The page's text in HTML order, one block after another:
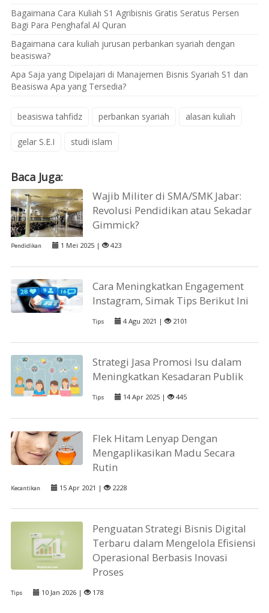
Bagaimana Cara Kuliah S1 Agribisnis Gratis Seratus Persen
Bagi Para Penghafal Al Quran
Bagaimana cara kuliah jurusan perbankan syariah dengan
beasiswa?
Apa Saja yang Dipelajari di Manajemen Bisnis Syariah S1 dan
Beasiswa Apa yang Tersedia?
beasiswa tahfidz perbankan syariah alasan kuliah
gelar S.E.I studi islam
Baca Juga:
Wajib Militer di SMA/SMK Jabar:
Revolusi Pendidikan atau Sekadar
Gimmick?
Pendidikan 1 Mei 2025 | 423
Cara Meningkatkan Engagement
Instagram, Simak Tips Berikut Ini
Tips 4 Agu 2021 | 2101
Strategi Jasa Promosi Isu dalam
Meningkatkan Kesadaran Publik
Tips 14 Apr 2025 | 445
Flek Hitam Lenyap Dengan
Mengaplikasikan Madu Secara
Rutin
Kecantikan 15 Apr 2021 | 2228
Penguatan Strategi Bisnis Digital
Terbaru dalam Mengelola Efisiensi
Operasional Berbasis Inovasi
Proses
Tips 10 Jan 2026 | 178